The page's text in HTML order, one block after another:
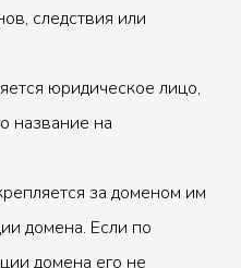
следствия или
юридическое лицо,
название на
за доменом им
домена. Если по
домена его не